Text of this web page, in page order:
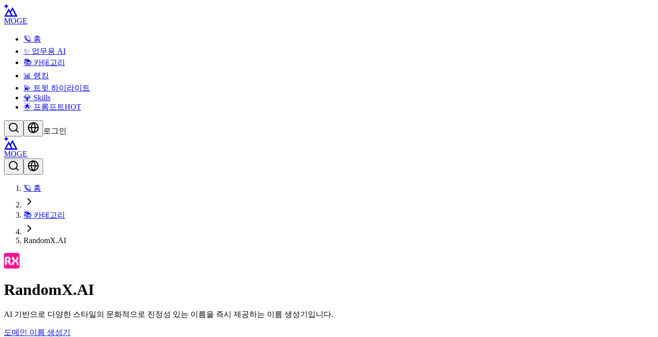
MOGE
🪐 홈
✨ 업무용 AI
📚 카테고리
📊 랭킹
💫 트윗 하이라이트
💎 Skills
🌟 프롬프트HOT
로그인
MOGE
🪐 홈
📚 카테고리
RandomX.AI
RandomX.AI
AI 기반으로 다양한 스타일의 문화적으로 진정성 있는 이름을 즉시 제공하는 이름 생성기입니다.
도메인 이름 생성기